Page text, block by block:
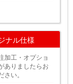
ナル仕様
加工・オプショ
ありましたらお
さい。